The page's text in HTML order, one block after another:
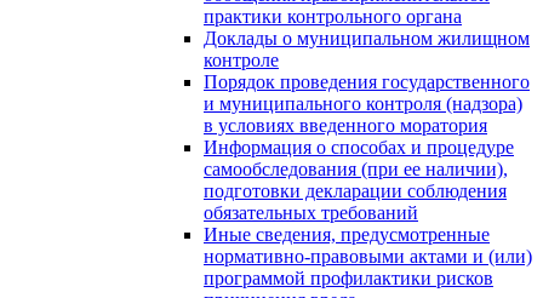
практики контрольного органа
Доклады о муниципальном жилищном
контроле
Порядок проведения государственного
и муниципального контроля (надзора)
в условиях введенного моратория
Информация о способах и процедуре
самообследования (при ее наличии),
подготовки декларации соблюдения
обязательных требований
Иные сведения, предусмотренные
нормативно-правовыми актами и (или)
программой профилактики рисков